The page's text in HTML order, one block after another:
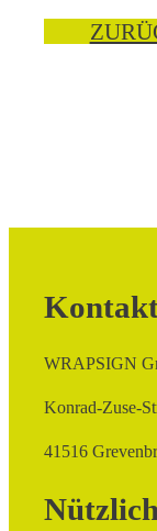
WRAPSIGN
Konrad-Zuse-
41516